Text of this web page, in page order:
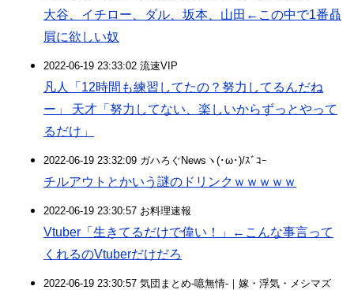
大谷、イチロー、ダル、坂本、山田←この中で1番贔
屓に欲しい奴
2022-06-19 23:33:02 流速VIP
凡人「12時間も練習してたの？努力してるんだね
ー」 天才「努力してない、楽しいからずっとやって
るだけ」
2022-06-19 23:32:09 ガハろぐNewsヽ(･ω･)/ｽﾞｺｰ
チルアウトとかいう謎のドリンクｗｗｗｗｗ
2022-06-19 23:30:57 お料理速報
Vtuber「生きてるだけで偉い！」←こんな事言って
くれるのVtuberだけだろ
2022-06-19 23:30:57 気団まとめ-噫無情-｜嫁・浮気・メシマズ